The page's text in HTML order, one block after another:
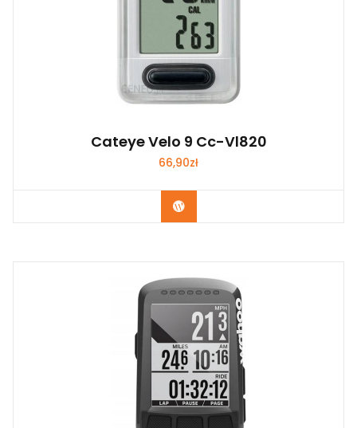
Cateye Velo 9 Cc-Vl820
66,90zł
Kup Teraz